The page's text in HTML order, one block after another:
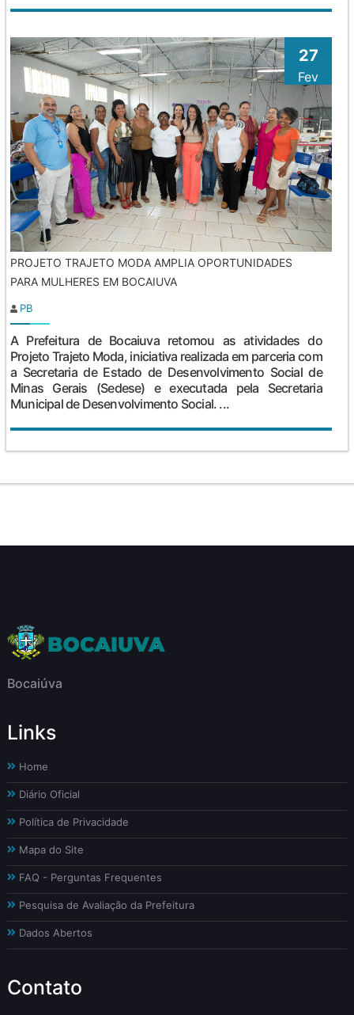
27
Fev
PROJETO TRAJETO MODA AMPLIA OPORTUNIDADES
PARA MULHERES EM BOCAIUVA
PB
A Prefeitura de Bocaiuva retomou as atividades do
Projeto Trajeto Moda, iniciativa realizada em parceria com
a Secretaria de Estado de Desenvolvimento Social de
Minas Gerais (Sedese) e executada pela Secretaria
Municipal de Desenvolvimento Social. ...
Bocaiúva
Links
Home
Diário Oficial
Política de Privacidade
Mapa do Site
FAQ - Perguntas Frequentes
Pesquisa de Avaliação da Prefeitura
Dados Abertos
Contato